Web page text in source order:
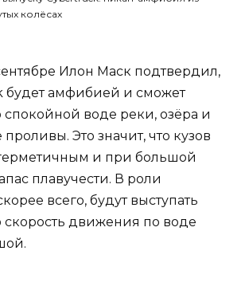
Илон Маск подтвердил,
будет амфибией и сможет
спокойной воде реки, озёра и
Это значит, что кузов
и при большой
плавучести. В роли
всего, будут выступать
скорость движения по воде